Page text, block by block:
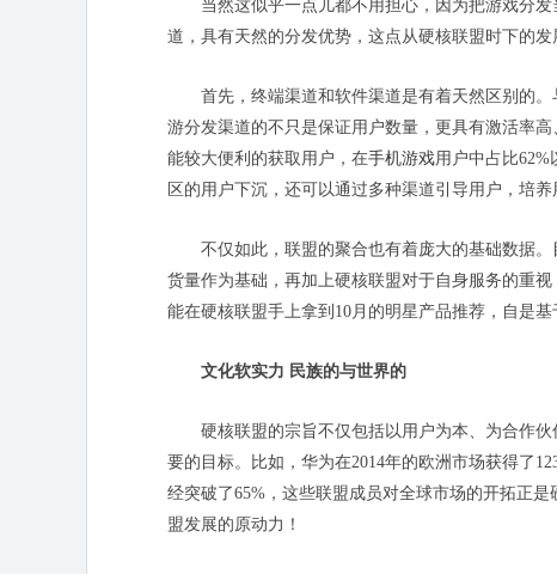
当然这似乎一点儿都不用担心，因为把游戏分
道，具有天然的分发优势，这点从硬核联盟时下的发
首先，终端渠道和软件渠道是有着天然区别的
游分发渠道的不只是保证用户数量，更具有激活率
能较大便利的获取用户，在手机游戏用户中占比62%
区的用户下沉，还可以通过多种渠道引导用户，培
不仅如此，联盟的聚合也有着庞大的基础数据
货量作为基础，再加上硬核联盟对于自身服务的重
能在硬核联盟手上拿到10月的明星产品推荐，自是
文化软实力 民族的与世界的
硬核联盟的宗旨不仅包括以用户为本、为合作
要的目标。比如，华为在2014年的欧洲市场获得了
经突破了65%，这些联盟成员对全球市场的开拓正
盟发展的原动力！